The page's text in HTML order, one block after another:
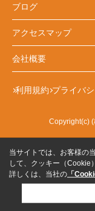
ブログ
アクセスマップ
会社概要
利用規約 プライバ
Copyright(c)
当サイトでは、お客様の
して、クッキー（Cookie
詳しくは、当社の 「